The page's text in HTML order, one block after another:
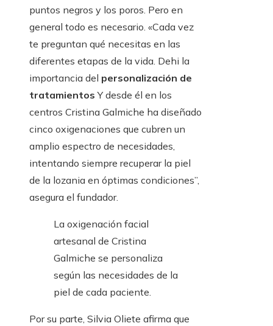
puntos negros y los poros. Pero en
general todo es necesario. «Cada vez
te preguntan qué necesitas en las
diferentes etapas de la vida. Dehi la
importancia del personalización de
tratamientos Y desde él en los
centros Cristina Galmiche ha diseñado
cinco oxigenaciones que cubren un
amplio espectro de necesidades,
intentando siempre recuperar la piel
de la lozania en óptimas condiciones”,
asegura el fundador.
La oxigenación facial
artesanal de Cristina
Galmiche se personaliza
según las necesidades de la
piel de cada paciente.
Por su parte, Silvia Oliete afirma que